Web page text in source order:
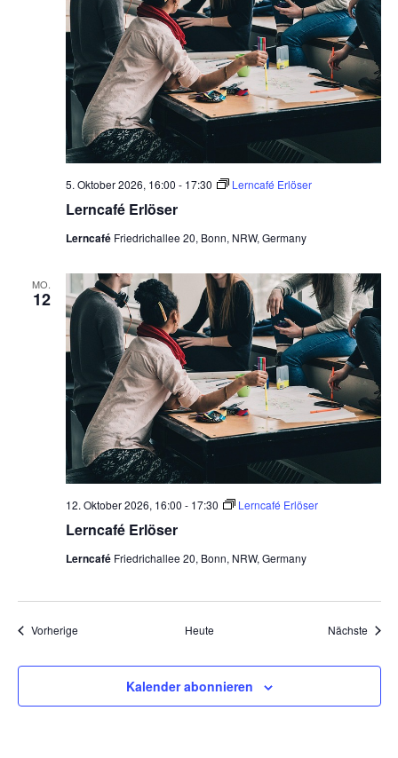
Lerncafé Erlöser
5. Oktober 2026, 16:00 - 17:30 Lerncafé Erlöser
Lerncafé Friedrichallee 20, Bonn, NRW, Germany
MO.
12
Lerncafé Erlöser
12. Oktober 2026, 16:00 - 17:30 Lerncafé Erlöser
Lerncafé Friedrichallee 20, Bonn, NRW, Germany
VorherigeVeranstaltungen Heute Nächste
Kalender abonnieren